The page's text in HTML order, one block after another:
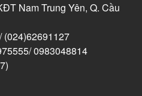
Nam Trung Yên, Q. Cầu
(024)62691127
0983048814